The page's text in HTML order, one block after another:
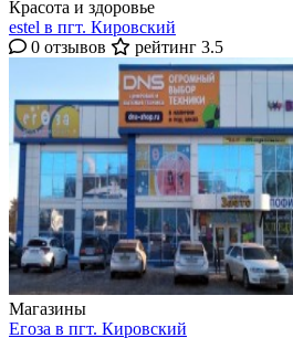
Красота и здоровье
estel в пгт. Кировский
0 отзывов
рейтинг 3.5
Магазины
Егоза в пгт. Кировский